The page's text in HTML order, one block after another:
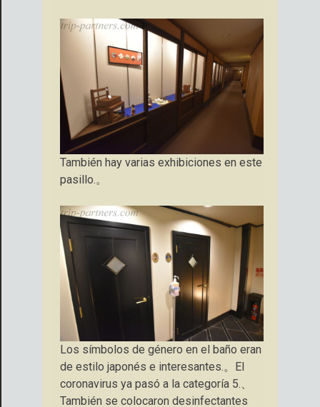
También hay varias exhibiciones en este
pasillo.。
Los símbolos de género en el baño eran
de estilo japonés e interesantes.。El
coronavirus ya pasó a la categoría 5.、
También se colocaron desinfectantes